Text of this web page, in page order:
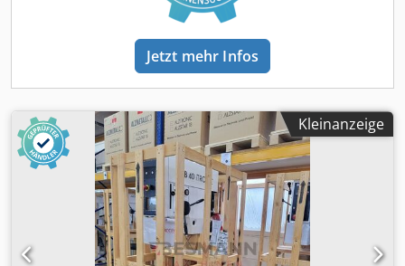
Jetzt mehr Infos
Kleinanzeige